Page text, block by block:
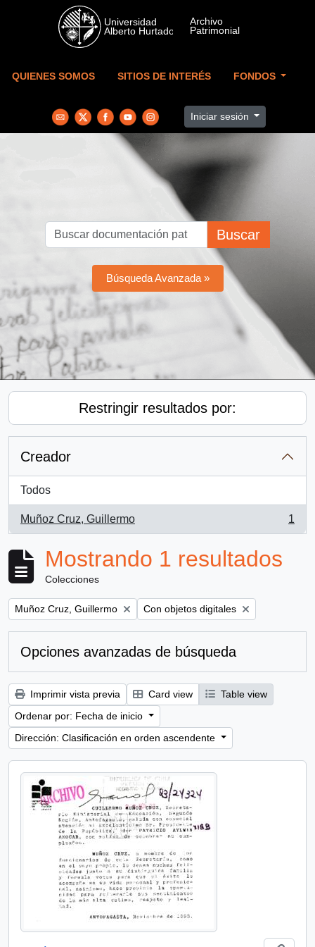
Skip to main content
QUIENES SOMOS SITIOS DE INTERÉS FONDOS
Iniciar sesión
Buscar
Búsqueda Avanzada »
Restringir resultados por:
Creador
Todos
Muñoz Cruz, Guillermo
, 1 resultados
1
Mostrando 1 resultados
Colecciones
Remove filter:
Muñoz Cruz, Guillermo Remove filter:
Con objetos digitales
Opciones avanzadas de búsqueda
Imprimir vista previa Card view
Table view
Ordenar por: Fecha de inicio
Dirección: Clasificación en orden ascendente